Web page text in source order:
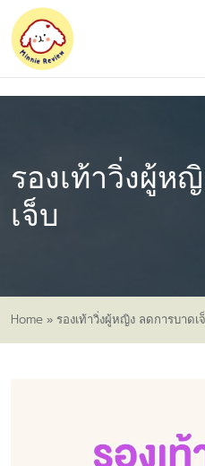
รองเท้าวิ่งผู้ห
เจ็บ
Home » รองเท้าวิ่งผู้หญิง ลดการบาดเ